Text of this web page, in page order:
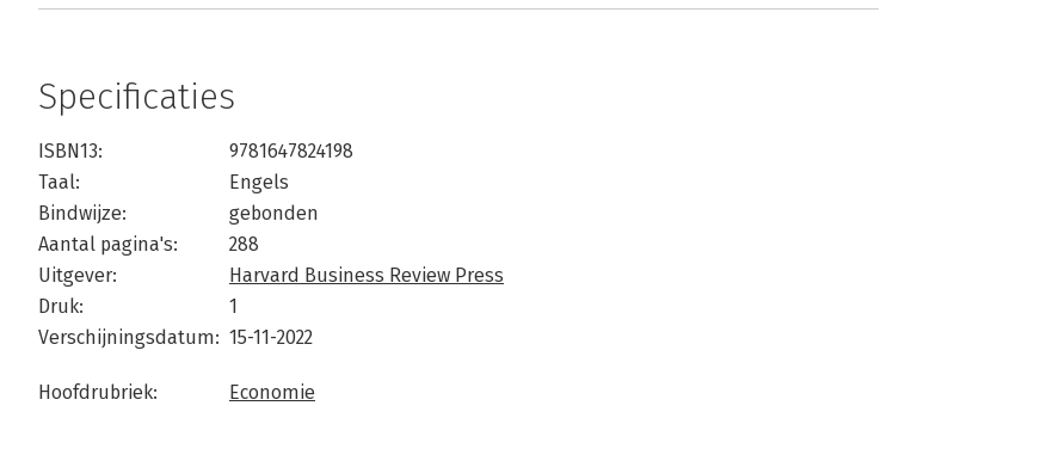
Specificaties
ISBN13:
9781647824198
Taal:
Engels
Bindwijze:
gebonden
Aantal pagina's:
288
Uitgever:
Harvard Business Review Press
Druk:
1
Verschijningsdatum: 15-11-2022
Hoofdrubriek: Economie